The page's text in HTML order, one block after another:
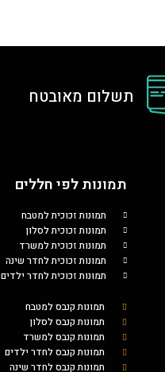
תשלום מאובטח
תמונות לפי חללים
תמונות זכוכית למטבח
תמונות זכוכית לסלון
תמונות זכוכית למשרד
תמונות זכוכית לחדר שינה
תמונות זכוכית לחדר ילדים
תמונות קנבס למטבח
תמונות קנבס לסלון
תמונות קנבס למשרד
תמונות קנבס לחדר ילדים
תמונות קנבס לחדר שינה